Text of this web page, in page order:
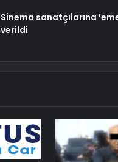
Sinema sanatçılarına
verildi